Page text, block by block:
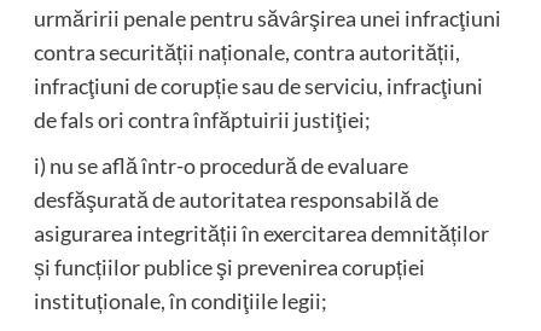
urmăririi penale pentru săvârşirea unei infracţiuni
contra securității naționale, contra autorității,
infracţiuni de corupție sau de serviciu, infracţiuni
de fals ori contra înfăptuirii justiţiei;
i) nu se află într-o procedură de evaluare
desfăşurată de autoritatea responsabilă de
asigurarea integrității în exercitarea demnităților
și funcțiilor publice şi prevenirea corupției
instituționale, în condiţiile legii;